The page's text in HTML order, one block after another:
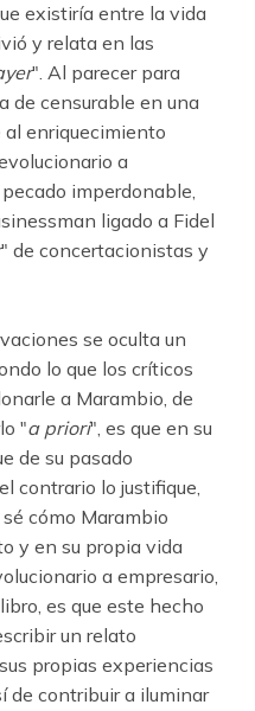
existiría entre la vida
y relata en las
". Al parecer para
de censurable en una
enriquecimiento
a
imperdonable,
ligado a Fidel
" de concertacionistas y
se oculta un
lo que los críticos
a Marambio, de
"a priori", es que en su
de su pasado
contrario lo justifique,
cómo Marambio
y en su propia vida
a empresario,
es que este hecho
un relato
propias experiencias
de contribuir a iluminar